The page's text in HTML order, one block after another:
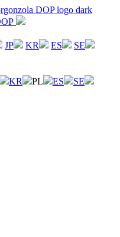
JP KR ES SE
KR PL ES SE